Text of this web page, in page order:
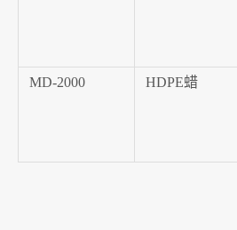
MD-2000 HDPE蜡